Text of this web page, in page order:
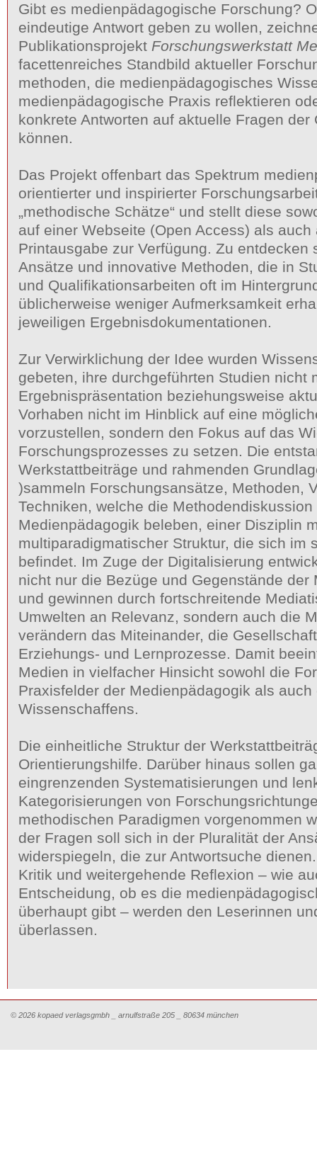
Gibt es medienpädagogische Forschung?
eindeutige Antwort geben zu wollen,
Publikationsprojekt Forschungswerkstatt
facettenreiches Standbild aktueller
methoden, die medienpädagogisches
medienpädagogische Praxis reflektieren
konkrete Antworten auf aktuelle Fragen der
können.
Das Projekt offenbart das Spektrum
orientierter und inspirierter
„methodische Schätze“ und stellt diese
auf einer Webseite (Open Access) als
Printausgabe zur Verfügung. Zu entdecken
Ansätze und innovative Methoden, die in
und Qualifikationsarbeiten oft im
üblicherweise weniger Aufmerksamkeit
jeweiligen Ergebnisdokumentationen.
Zur Verwirklichung der Idee wurden
gebeten, ihre durchgeführten Studien nicht
Ergebnispräsentation beziehungsweise
Vorhaben nicht im Hinblick auf eine
vorzustellen, sondern den Fokus auf das
Forschungsprozesses zu setzen. Die
Werkstattbeiträge und rahmenden
)sammeln Forschungsansätze, Methoden,
Techniken, welche die Methodendiskussion
Medienpädagogik beleben, einer Disziplin
multiparadigmatischer Struktur, die sich im
befindet. Im Zuge der Digitalisierung
nicht nur die Bezüge und Gegenstände der
und gewinnen durch fortschreitende
Umwelten an Relevanz, sondern auch die
verändern das Miteinander, die
Erziehungs- und Lernprozesse. Damit
Medien in vielfacher Hinsicht sowohl die
Praxisfelder der Medienpädagogik als
Wissenschaffens.
Die einheitliche Struktur der
Orientierungshilfe. Darüber hinaus sollen
eingrenzenden Systematisierungen und
Kategorisierungen von
methodischen Paradigmen vorgenommen
der Fragen soll sich in der Pluralität der
widerspiegeln, die zur Antwortsuche
Kritik und weitergehende Reflexion – wie
Entscheidung, ob es die
überhaupt gibt – werden den Leserinnen
überlassen.
© 2026 kopaed verlagsgmbh _ arnulfstraße 205 _ 80634 münchen